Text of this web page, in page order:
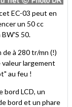
EC-03 peut en
un 50 cc
50.
de à 280 tr/mn (!)
valeur largement
au feu !
bord LCD, un
bord et un phare